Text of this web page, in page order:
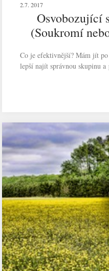
2.7. 2017
Osvobozující
(Soukromí
Co je efektivnější? Mám jít po
lepší najít správnou skupinu